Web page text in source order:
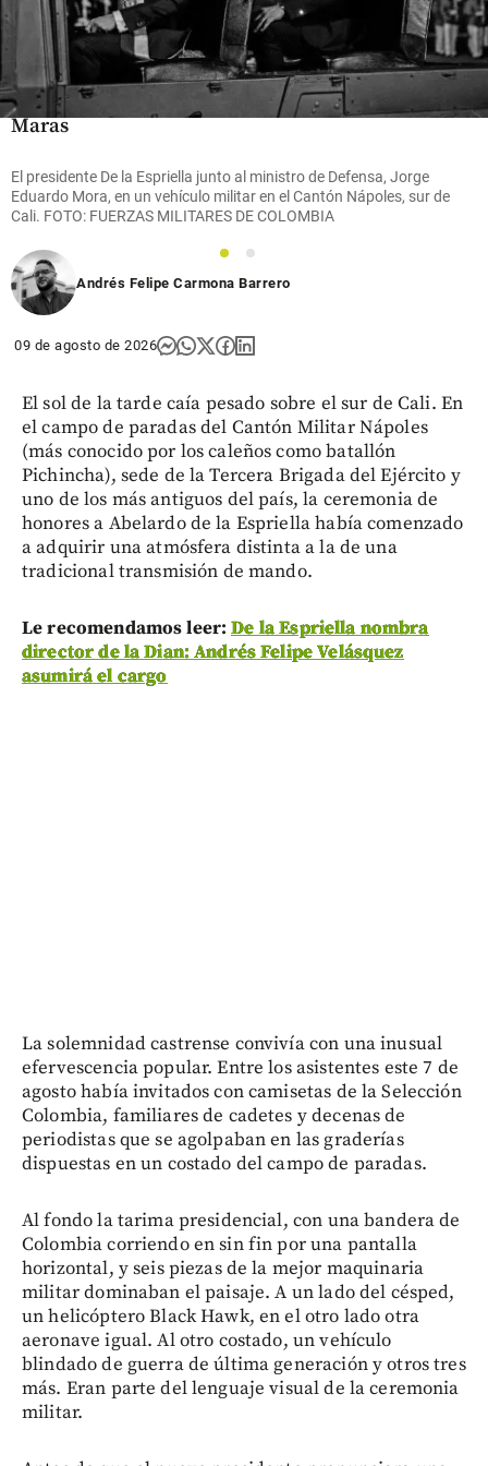
cuarto.
Bajo
presión
de
Anthony
Maras
horas
share
El presidente De la Espriella junto al ministro de Defensa, Jorge
Eduardo Mora, en un vehículo militar en el Cantón Nápoles, sur de
Cali. FOTO: FUERZAS MILITARES DE COLOMBIA
1
2
Andrés Felipe Carmona Barrero
09 de agosto de 2026
El sol de la tarde caía pesado sobre el sur de Cali. En
el campo de paradas del Cantón Militar Nápoles
(más conocido por los caleños como batallón
Pichincha), sede de la Tercera Brigada del Ejército y
uno de los más antiguos del país, la ceremonia de
honores a Abelardo de la Espriella había comenzado
a adquirir una atmósfera distinta a la de una
tradicional transmisión de mando.
Le recomendamos leer:De la Espriella nombra
director de la Dian: Andrés Felipe Velásquez
asumirá el cargo
La solemnidad castrense convivía con una inusual
efervescencia popular. Entre los asistentes este 7 de
agosto había invitados con camisetas de la Selección
Colombia, familiares de cadetes y decenas de
periodistas que se agolpaban en las graderías
dispuestas en un costado del campo de paradas.
Al fondo la tarima presidencial, con una bandera de
Colombia corriendo en sin fin por una pantalla
horizontal, y seis piezas de la mejor maquinaria
militar dominaban el paisaje. A un lado del césped,
un helicóptero Black Hawk, en el otro lado otra
aeronave igual. Al otro costado, un vehículo
blindado de guerra de última generación y otros tres
más. Eran parte del lenguaje visual de la ceremonia
militar.